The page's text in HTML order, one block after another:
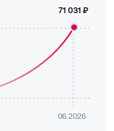
06.2026
71 031 ₽